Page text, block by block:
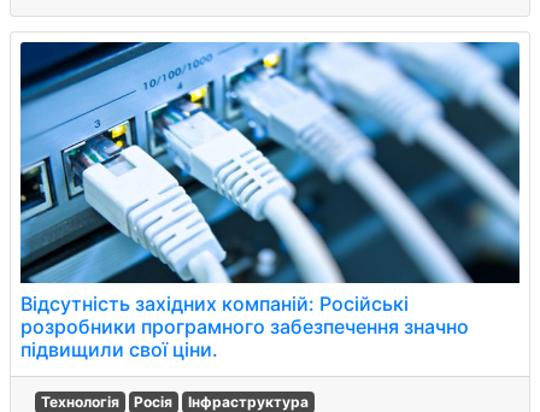
Відсутність західних компаній: Російські
розробники програмного забезпечення значно
підвищили свої ціни.
Технологія Росія Інфраструктура